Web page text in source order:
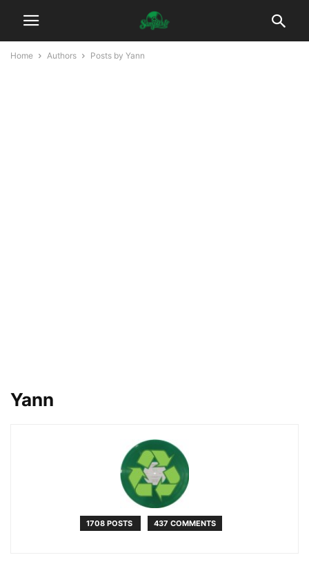
Home Authors Posts by Yann
Yann
1708 POSTS 437 COMMENTS